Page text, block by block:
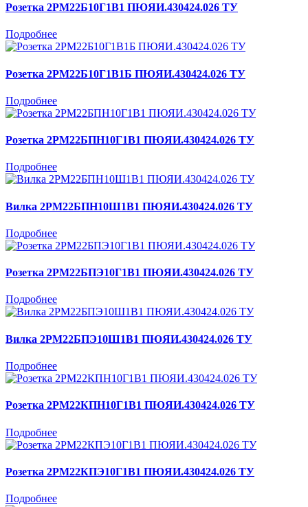
Розетка 2РМ22Б10Г1В1 ПЮЯИ.430424.026 ТУ
Подробнее
Розетка 2РМ22Б10Г1В1Б ПЮЯИ.430424.026 ТУ
Подробнее
Розетка 2РМ22БПН10Г1В1 ПЮЯИ.430424.026 ТУ
Подробнее
Вилка 2РМ22БПН10Ш1В1 ПЮЯИ.430424.026 ТУ
Подробнее
Розетка 2РМ22БПЭ10Г1В1 ПЮЯИ.430424.026 ТУ
Подробнее
Вилка 2РМ22БПЭ10Ш1В1 ПЮЯИ.430424.026 ТУ
Подробнее
Розетка 2РМ22КПН10Г1В1 ПЮЯИ.430424.026 ТУ
Подробнее
Розетка 2РМ22КПЭ10Г1В1 ПЮЯИ.430424.026 ТУ
Подробнее